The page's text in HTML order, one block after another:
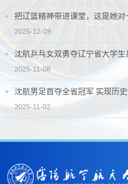
把辽篮精神带进课堂，这是她对
2025-12-09
沈航乒乓女双勇夺辽宁省大学
2025-11-08
沈航男足首夺全省冠军 实现历
2025-11-02